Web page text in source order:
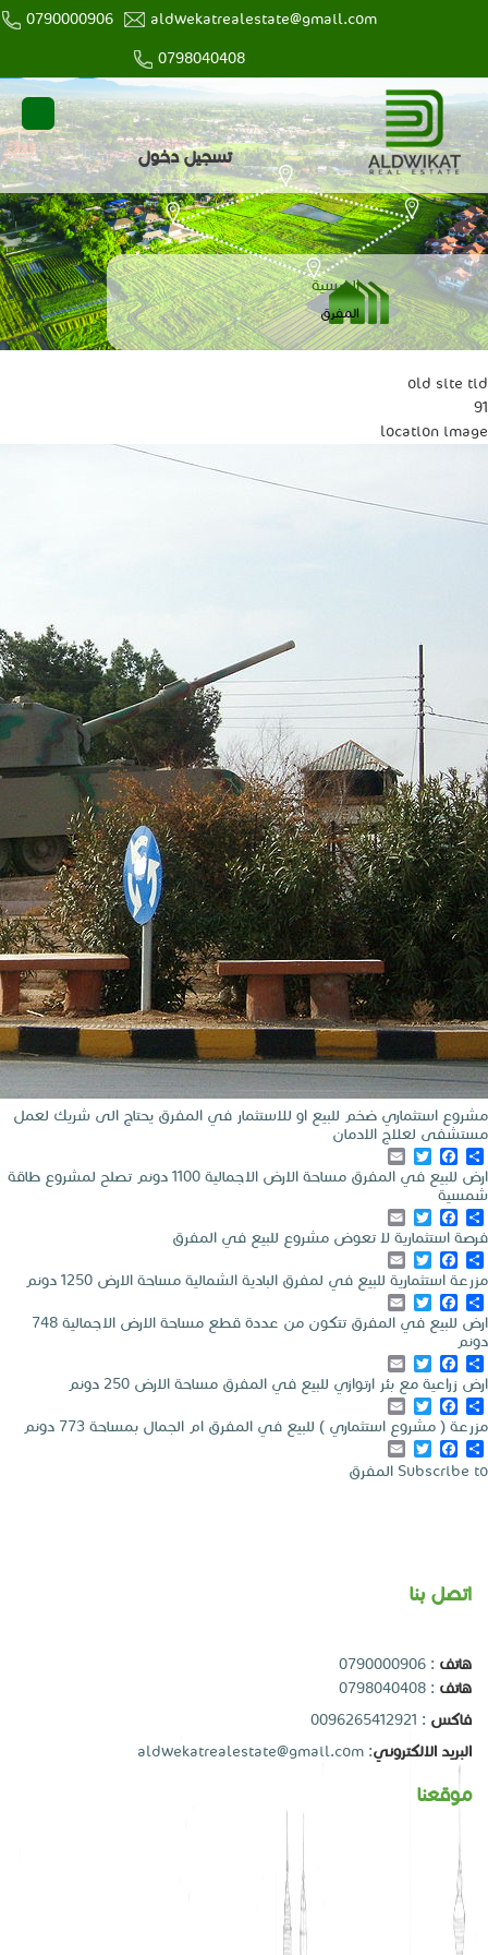
aldwekatrealestate@gmail.com
0790000906
0798040408
main
menu
user
login
تسجيل دخول
مسار
التنقل
الرئيسية
المفرق
old site tid
91
location image
مشروع استثماري ضخم للبيع او للاستثمار في المفرق يحتاج الى شريك لعمل
مستشفى لعلاج الادمان
Share
Facebook
Twitter
ارض للبيع في المفرق مساحة الارض الاجمالية 1100 دونم تصلح لمشروع طاقة
شمسية
Share
Facebook
Twitter
فرصة استثمارية لا تعوض مشروع للبيع في المفرق
Share
Facebook
Twitter
مزرعة استثمارية للبيع في لمفرق البادية الشمالية مساحة الارض 1250 دونم
Share
Facebook
Twitter
ارض للبيع في المفرق تتكون من عددة قطع مساحة الارض الاجمالية 748
دونم
Share
Facebook
Twitter
ارض زراعية مع بئر ارتوازي للبيع في المفرق مساحة الارض 250 دونم
Share
Facebook
Twitter
مزرعة ( مشروع استثماري ) للبيع في المفرق ام الجمال بمساحة 773 دونم
Share
Facebook
Twitter
Subscribe to المفرق
اتصل بنا
هاتف :
0790000906
هاتف :
0798040408
فاكس : 0096265412921
البريد الالكتروني:
aldwekatrealestate@gmail.com
موقعنا